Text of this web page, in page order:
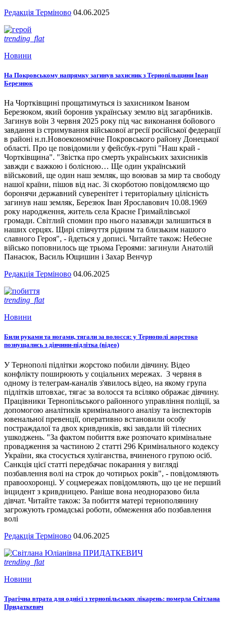
Редакція Терміново 04.06.2025
trending_flat
Новини
На Покровському напрямку загинув захисник з Тернопільщини Іван
Березнюк
На Чортківщині прощатимуться із захисником Іваном
Березюком, який боронив українську землю від загарбників.
Загинув воїн 3 червня 2025 року під час виконання бойового
завдання із стримування військової агресії російської федерації
в районі н.п.Новоекономічне Покровського району Донецької
області. Про це повідомили у фейсбук-групі "Наш край -
Чортківщина". "Звістка про смерть українських захисників
завжди є важкою і болісною… Ще один український
військовий, ще один наш земляк, що воював за мир та свободу
нашої країни, пішов від нас. Зі скорботою повідомляємо що
боронячи державний суверенітет і територіальну цілісність
загинув наш земляк, Березюк Іван Ярославович 10.08.1969
року народження, житель села Красне Гримайлівської
громади. Світлий спомин про нього назавжди залишиться в
наших серцях. Щирі співчуття рідним та близьким нашого
славного Героя", - йдеться у дописі. Читайте також: Небесне
військо поповнилось ще трьома Героями: загинули Анатолій
Панасюк, Василь Ющишин і Захар Венчур
Редакція Терміново 04.06.2025
trending_flat
Новини
Били руками та ногами, тягали за волосся: у Тернополі жорстоко
познущались з дівчини-підлітка (відео)
У Тернополі підлітки жорстоко побили дівчину. Відео
конфлікту поширюють у соціальних мережах. 3 червня в
одному із телеграм-каналів з'явилось відео, на якому група
підлітків штовхає, тягає за волосся та всіляко ображає дівчину.
Працівники Тернопільського районного управління поліції, за
допомогою аналітиків кримінального аналізу та інспекторів
ювенальної превенції, оперативно встановили особу
постраждалої та двох кривдників, які завдали їй тілесних
ушкоджень. "За фактом побиття вже розпочато кримінальне
провадження за частиною 2 статті 296 Кримінального кодексу
України, яка стосується хуліганства, вчиненого групою осіб.
Санкція цієї статті передбачає покарання у вигляді
позбавлення волі на строк до чотирьох років", - повідомляють
правоохоронці. У соцмережах повідомляють, що це не перший
інцидент з кривдницею. Раніше вона неодноразово била
дівчат. Читайте також: За побиття матері тернополянину
загрожують громадські роботи, обмеження або позбавлення
волі
Редакція Терміново 04.06.2025
trending_flat
Новини
Трагічна втрата для однієї з тернопільських лікарень: померла Світлана
Придаткевич